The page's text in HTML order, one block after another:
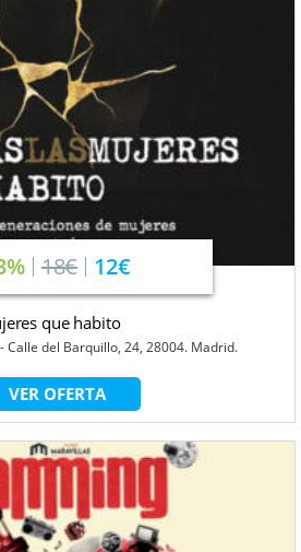
18€ 12€
que habito
Calle del Barquillo, 24, 28004. Madrid.
VER OFERTA